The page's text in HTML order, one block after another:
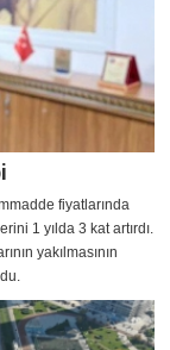
fiyatlarında
1 yılda 3 kat artırdı.
yakılmasının